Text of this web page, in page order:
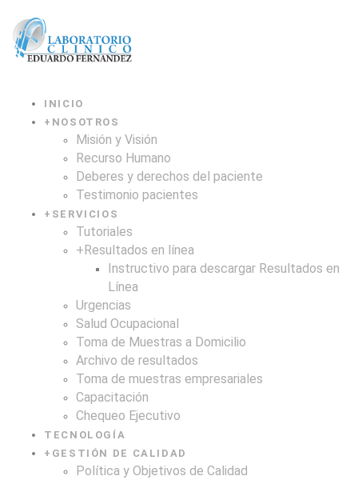
INICIO
+ NOSOTROS
Misión y Visión
Recurso Humano
Deberes y derechos del paciente
Testimonio pacientes
+ SERVICIOS
Tutoriales
+Resultados en línea
Instructivo para descargar Resultados en
Línea
Urgencias
Salud Ocupacional
Toma de Muestras a Domicilio
Archivo de resultados
Toma de muestras empresariales
Capacitación
Chequeo Ejecutivo
TECNOLOGÍA
+ GESTIÓN DE CALIDAD
Política y Objetivos de Calidad